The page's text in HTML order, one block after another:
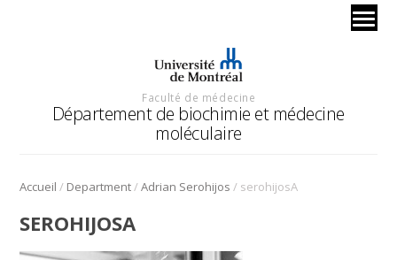
Faculté de médecine
Département de biochimie et médecine
moléculaire
Accueil / Department/Adrian Serohijos / serohijosA
SEROHIJOSA